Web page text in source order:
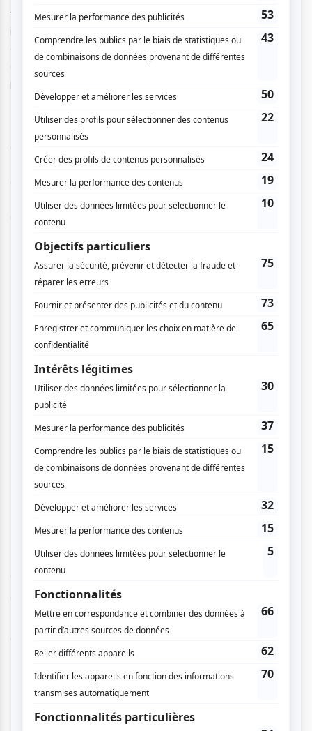
tous les efforts que nous déployons pour rester
inoubliable? À travers les destins de plusieurs personnages
célèbres et les mystères de la géologie, Demain, peut-être
questionne notre rapport à l’héritage et au temps qui
K-O/Chaos privilégie un théâtre de création, influencé par
Maia Loïnaz sont accompagnés de Jonathan Desjardins,
compositeur et musicien. Ils ont également fait appel à
Erwann Bernard (Rouge Gueule, Théâtre PÀP, 2009) à la
conception des éclairages.
Interprétation, mise en scène, texte, scénographie et
costumes JEAN PASCAL FOURNIER et MAIA LOINAZ
Conception sonore et performance sur scène JONATHAN
DESJARDINS
Conception des éclairages ERWANN BERNARD
Régie MARJORIE BÉLANGER et JULIEN BLAIS SAVOIE